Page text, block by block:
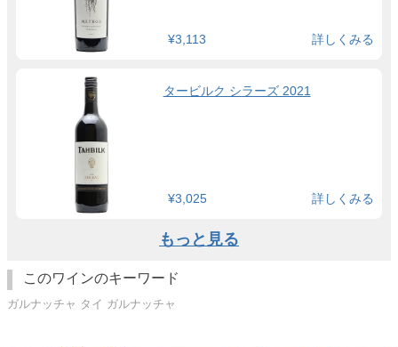
¥3,113 詳しくみる
タービルク シラーズ 2021
¥3,025 詳しくみる
もっと見る
このワインのキーワード
ガルナッチャ タイ ガルナッチャ